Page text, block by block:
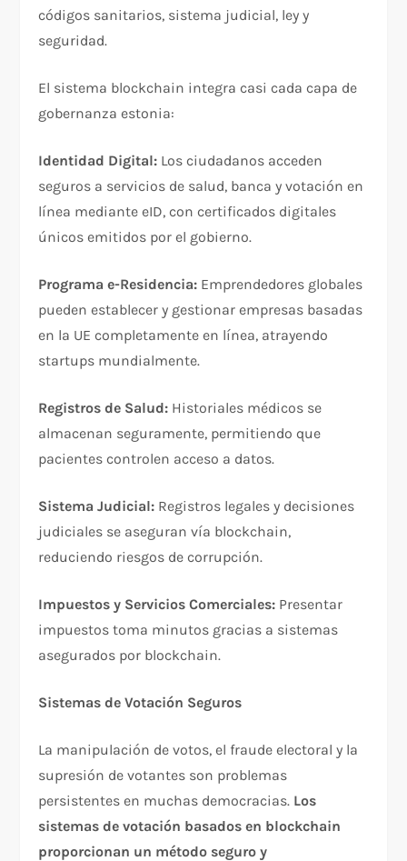
códigos sanitarios, sistema judicial, ley y
seguridad.​
El sistema blockchain integra casi cada capa de
gobernanza estonia:​
Identidad Digital: Los ciudadanos acceden
seguros a servicios de salud, banca y votación en
línea mediante eID, con certificados digitales
únicos emitidos por el gobierno.​
Programa e-Residencia: Emprendedores globales
pueden establecer y gestionar empresas basadas
en la UE completamente en línea, atrayendo
startups mundialmente.​
Registros de Salud: Historiales médicos se
almacenan seguramente, permitiendo que
pacientes controlen acceso a datos.​
Sistema Judicial: Registros legales y decisiones
judiciales se aseguran vía blockchain,
reduciendo riesgos de corrupción.​
Impuestos y Servicios Comerciales: Presentar
impuestos toma minutos gracias a sistemas
asegurados por blockchain.​
Sistemas de Votación Seguros
La manipulación de votos, el fraude electoral y la
supresión de votantes son problemas
persistentes en muchas democracias. Los
sistemas de votación basados en blockchain
proporcionan un método seguro y